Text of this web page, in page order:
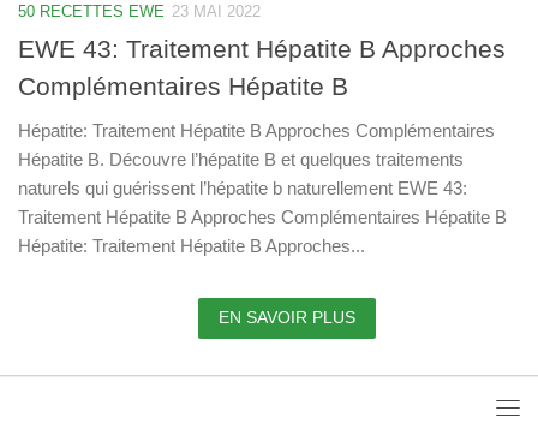
50 RECETTES EWE 23 MAI 2022
EWE 43: Traitement Hépatite B Approches
Complémentaires Hépatite B
Hépatite: Traitement Hépatite B Approches Complémentaires
Hépatite B. Découvre l’hépatite B et quelques traitements
naturels qui guérissent l’hépatite b naturellement EWE 43:
Traitement Hépatite B Approches Complémentaires Hépatite B
Hépatite: Traitement Hépatite B Approches...
EN SAVOIR PLUS